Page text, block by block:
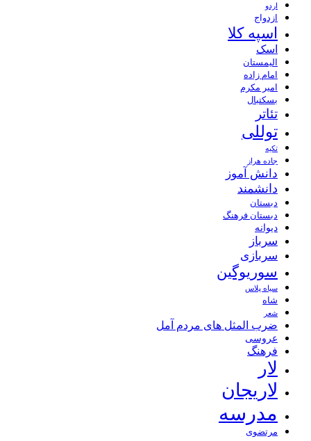
اردو
ازدواج
اسپه کلا
اسک
الیمستان
امام زاده
امیر مکرم
بسکتبال
تئاتر
توللی
تکیه
جاده هراز
دانش آموز
دانشمند
دبستان
دبستان فرهنگ
دیوانه
سرباز
سربازی
سوریوگین
سیاه پلاس
شاه
شعر
ضرب المثل های مردم آمل
عروسی
فرهنگ
لار
لاریجان
مدرسه
مرتضوی